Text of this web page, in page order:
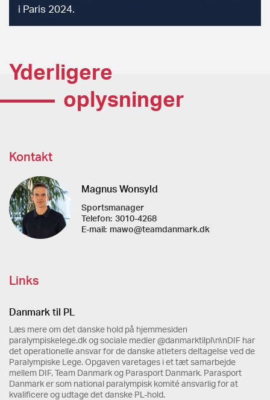
i Paris 2024.
Yderligere
oplysninger
Kontakt
Magnus Wonsyld
Sportsmanager
Telefon: 3010-4268
E-mail: mawo@teamdanmark.dk
Links
Danmark til PL
Læs mere om det danske hold på hjemmesiden
paralympiskelege.dk og sociale medier @danmarktilpl\n\nDIF har
det operationelle ansvar for de danske atleters deltagelse ved de
Paralympiske Lege. Opgaven varetages i et tæt samarbejde
mellem DIF, Team Danmark og Parasport Danmark. Parasport
Danmark er som national paralympisk komité ansvarlig for at
kvalificere og udtage det danske PL-hold.